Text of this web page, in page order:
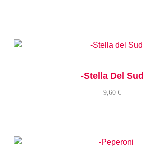
-Stella Del Sud
9,60 €